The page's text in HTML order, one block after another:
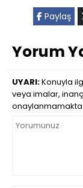
Paylaş
Yorum
UYARI:Konuyla
veya imalar,